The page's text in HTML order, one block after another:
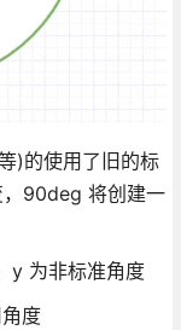
)的使用了旧的标
90deg 将创建一
y 为非标准角度
度